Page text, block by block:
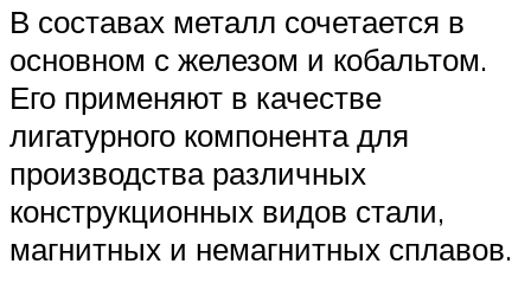
В составах металл сочетается в
основном с железом и кобальтом.
Его применяют в качестве
лигатурного компонента для
производства различных
конструкционных видов стали,
магнитных и немагнитных сплавов.